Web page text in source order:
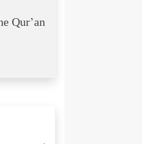
Qur’an: